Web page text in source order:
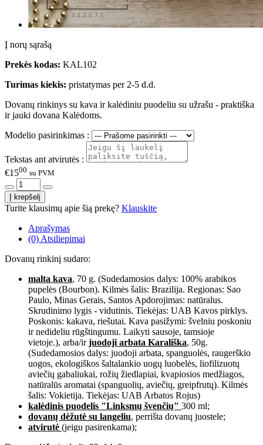
Į norų sąrašą
Prekės kodas: KAL102
Turimas kiekis: pristatymas per 2-5 d.d.
Dovanų rinkinys su kava ir kalėdiniu puodeliu su užrašu - praktiška
ir jauki dovana Kalėdoms.
Modelio pasirinkimas :
Tekstas ant atvirutės :
€1500 su PVM
Turite klausimų apie šią prekę? Klauskite
Aprašymas
(0) Atsiliepimai
Dovanų rinkinį sudaro:
malta kava, 70 g. (Sudedamosios dalys: 100% arabikos
pupelės (Bourbon). Kilmės šalis: Brazilija. Regionas: Sao
Paulo, Minas Gerais, Santos Apdorojimas: natūralus.
Skrudinimo lygis - vidutinis. Tiekėjas: UAB Kavos pirklys.
Poskonis: kakava, riešutai. Kava pasižymi: švelniu poskoniu
ir nedideliu rūgštingumu. Laikyti sausoje, tamsioje
vietoje.), arba/irjuodoji arbata Karališka, 50g.
(Sudedamosios dalys: juodoji arbata, spanguolės, raugerškio
uogos, ekologiškos šaltalankio uogų luobelės, liofilizuotų
aviečių gabaliukai, rožių žiedlapiai, kvapiosios medžiagos,
natūralūs aromatai (spanguolių, aviečių, greipfrutų). Kilmės
šalis: Vokietija. Tiekėjas: UAB Arbatos Rojus)
kalėdinis puodelis "Linksmų švenčių" 300 ml;
dovanų dėžutė su langeliu, perrišta dovanų juostele;
atvirutė (jeigu pasirenkama);